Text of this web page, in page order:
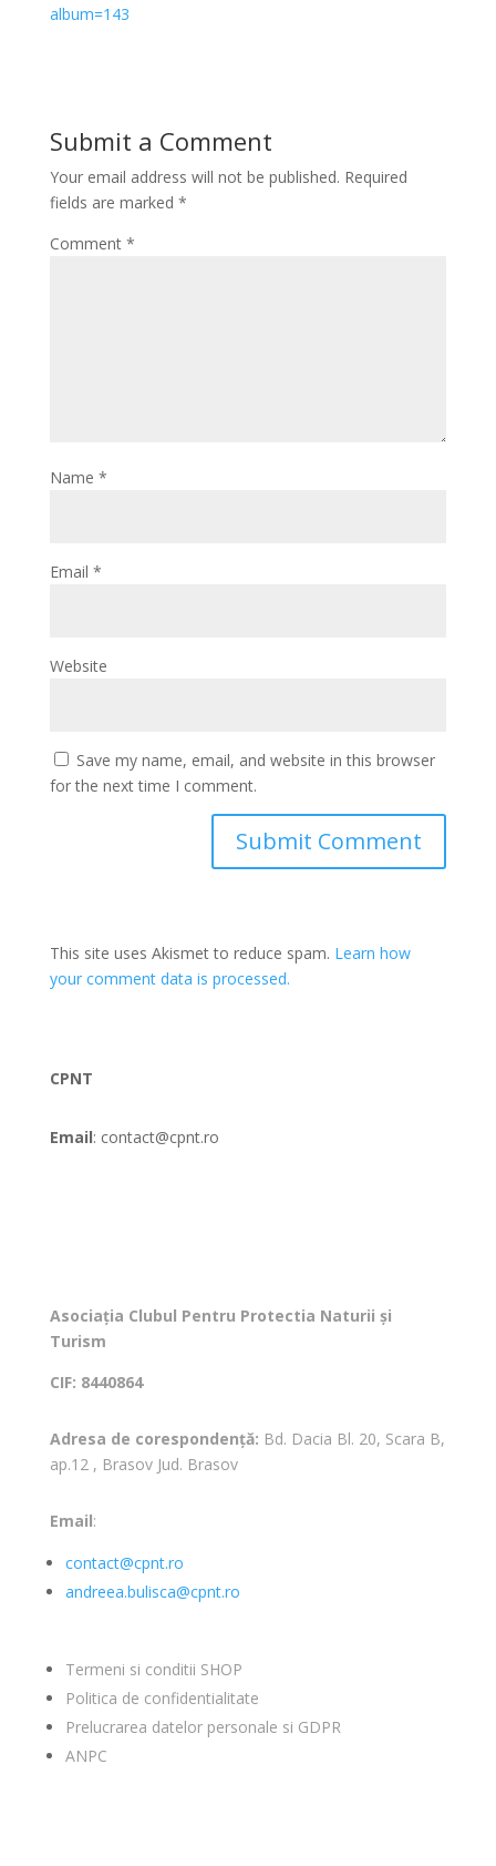
album=143
Submit a Comment
Your email address will not be published. Required
fields are marked *
Comment *
Name *
Email *
Website
Save my name, email, and website in this browser
for the next time I comment.
This site uses Akismet to reduce spam. Learn how
your comment data is processed.
CPNT
Email: contact@cpnt.ro
Asociația Clubul Pentru Protectia Naturii și
Turism
CIF: 8440864
Adresa de corespondență: Bd. Dacia Bl. 20, Scara B,
ap.12 , Brasov Jud. Brasov
Email:
contact@cpnt.ro
andreea.bulisca@cpnt.ro
Termeni si conditii SHOP
Politica de confidentialitate
Prelucrarea datelor personale si GDPR
ANPC